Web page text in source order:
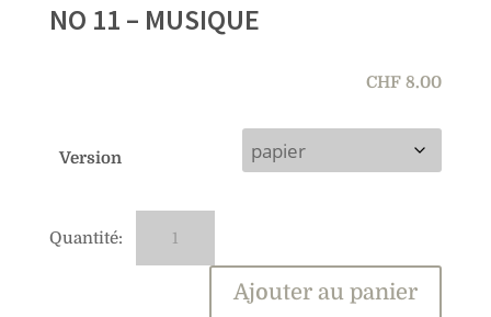
NO 11 – MUSIQUE
CHF 8.00
Version
Ajouter au panier
e